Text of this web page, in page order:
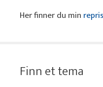
Her finner du min
Finn et tema